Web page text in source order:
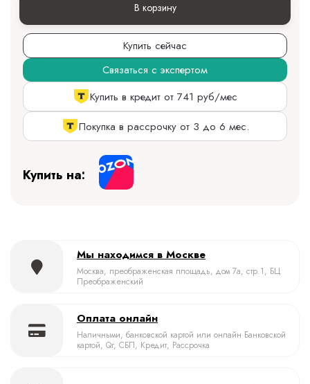
В корзину
Купить сейчас
Связаться с экспертом
Купить в кредит от 741 руб/мес
Покупка в рассрочку от 3 до 6 мес.
Купить на:
Мы находимся в Москве
Москва, преображенская площадь, дом 7а, стр.1, БЦ
Преображенский
Оплата онлайн
Наличными, банковской картой или онлайн Банковской
картой, Qr, СБП, Кредит, Рассрочка